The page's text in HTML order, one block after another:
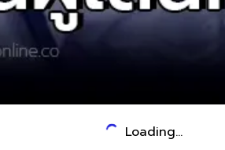
Loading...